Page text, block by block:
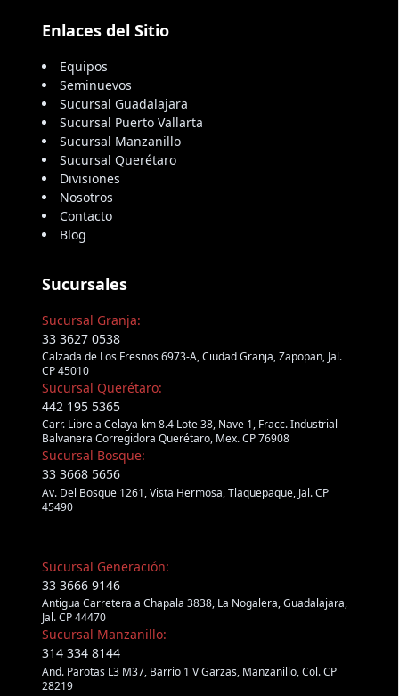
Enlaces del Sitio
Equipos
Seminuevos
Sucursal Guadalajara
Sucursal Puerto Vallarta
Sucursal Manzanillo
Sucursal Querétaro
Divisiones
Nosotros
Contacto
Blog
Sucursales
Sucursal Granja:
33 3627 0538
Calzada de Los Fresnos 6973-A, Ciudad Granja, Zapopan, Jal.
CP 45010
Sucursal Querétaro:
442 195 5365
Carr. Libre a Celaya km 8.4 Lote 38, Nave 1, Fracc. Industrial
Balvanera Corregidora Querétaro, Mex. CP 76908
Sucursal Bosque:
33 3668 5656
Av. Del Bosque 1261, Vista Hermosa, Tlaquepaque, Jal. CP
45490
Sucursal Generación:
33 3666 9146
Antigua Carretera a Chapala 3838, La Nogalera, Guadalajara,
Jal. CP 44470
Sucursal Manzanillo:
314 334 8144
And. Parotas L3 M37, Barrio 1 V Garzas, Manzanillo, Col. CP
28219